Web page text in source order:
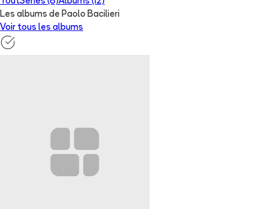
Les albums de Paolo Bacilieri
Voir tous les albums